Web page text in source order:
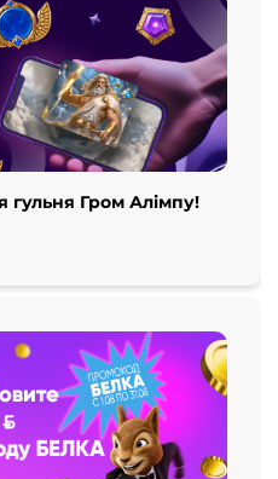
гульня Гром Алімпу!